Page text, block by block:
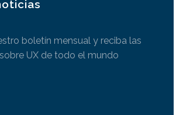
boletín mensual y reciba las
UX de todo el mundo